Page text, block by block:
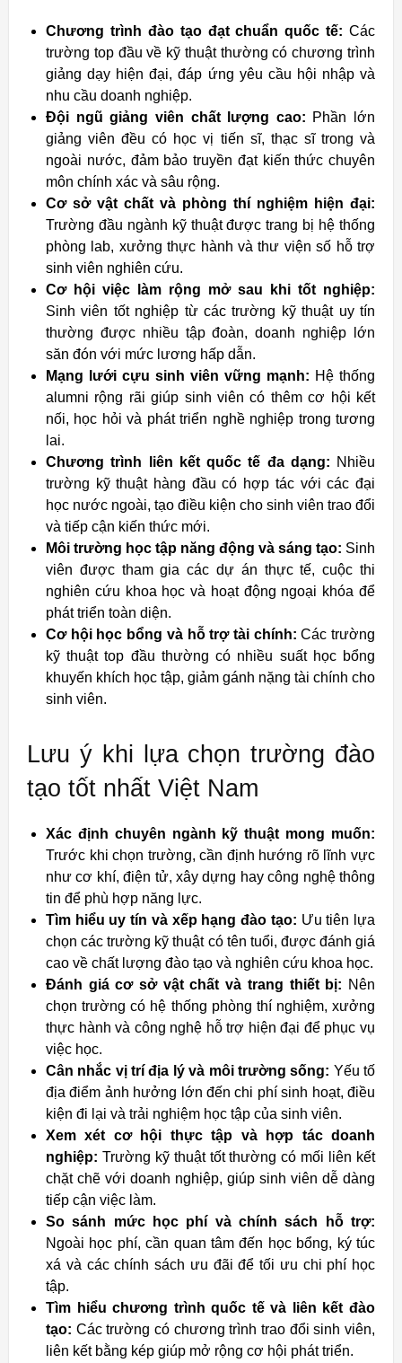
Chương trình đào tạo đạt chuẩn quốc tế: Các
trường top đầu về kỹ thuật thường có chương trình
giảng dạy hiện đại, đáp ứng yêu cầu hội nhập và
nhu cầu doanh nghiệp.
Đội ngũ giảng viên chất lượng cao: Phần lớn
giảng viên đều có học vị tiến sĩ, thạc sĩ trong và
ngoài nước, đảm bảo truyền đạt kiến thức chuyên
môn chính xác và sâu rộng.
Cơ sở vật chất và phòng thí nghiệm hiện đại:
Trường đầu ngành kỹ thuật được trang bị hệ thống
phòng lab, xưởng thực hành và thư viện số hỗ trợ
sinh viên nghiên cứu.
Cơ hội việc làm rộng mở sau khi tốt nghiệp:
Sinh viên tốt nghiệp từ các trường kỹ thuật uy tín
thường được nhiều tập đoàn, doanh nghiệp lớn
săn đón với mức lương hấp dẫn.
Mạng lưới cựu sinh viên vững mạnh: Hệ thống
alumni rộng rãi giúp sinh viên có thêm cơ hội kết
nối, học hỏi và phát triển nghề nghiệp trong tương
lai.
Chương trình liên kết quốc tế đa dạng: Nhiều
trường kỹ thuật hàng đầu có hợp tác với các đại
học nước ngoài, tạo điều kiện cho sinh viên trao đổi
và tiếp cận kiến thức mới.
Môi trường học tập năng động và sáng tạo: Sinh
viên được tham gia các dự án thực tế, cuộc thi
nghiên cứu khoa học và hoạt động ngoại khóa để
phát triển toàn diện.
Cơ hội học bổng và hỗ trợ tài chính: Các trường
kỹ thuật top đầu thường có nhiều suất học bổng
khuyến khích học tập, giảm gánh nặng tài chính cho
sinh viên.
Lưu ý khi lựa chọn trường đào
tạo tốt nhất Việt Nam
Xác định chuyên ngành kỹ thuật mong muốn:
Trước khi chọn trường, cần định hướng rõ lĩnh vực
như cơ khí, điện tử, xây dựng hay công nghệ thông
tin để phù hợp năng lực.
Tìm hiểu uy tín và xếp hạng đào tạo: Ưu tiên lựa
chọn các trường kỹ thuật có tên tuổi, được đánh giá
cao về chất lượng đào tạo và nghiên cứu khoa học.
Đánh giá cơ sở vật chất và trang thiết bị: Nên
chọn trường có hệ thống phòng thí nghiệm, xưởng
thực hành và công nghệ hỗ trợ hiện đại để phục vụ
việc học.
Cân nhắc vị trí địa lý và môi trường sống: Yếu tố
địa điểm ảnh hưởng lớn đến chi phí sinh hoạt, điều
kiện đi lại và trải nghiệm học tập của sinh viên.
Xem xét cơ hội thực tập và hợp tác doanh
nghiệp: Trường kỹ thuật tốt thường có mối liên kết
chặt chẽ với doanh nghiệp, giúp sinh viên dễ dàng
tiếp cận việc làm.
So sánh mức học phí và chính sách hỗ trợ:
Ngoài học phí, cần quan tâm đến học bổng, ký túc
xá và các chính sách ưu đãi để tối ưu chi phí học
tập.
Tìm hiểu chương trình quốc tế và liên kết đào
tạo: Các trường có chương trình trao đổi sinh viên,
liên kết bằng kép giúp mở rộng cơ hội phát triển.